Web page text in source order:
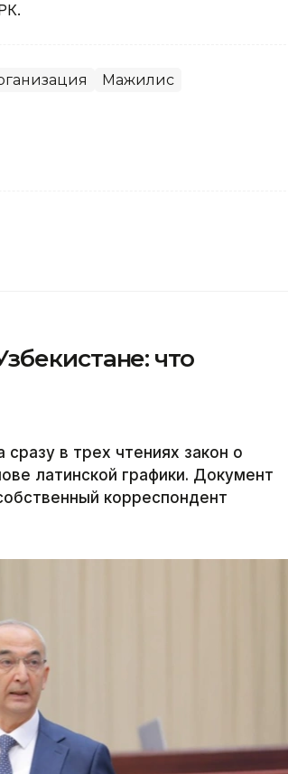
Мажилис
что
в трех чтениях закон о
латинской графики. Документ
корреспондент